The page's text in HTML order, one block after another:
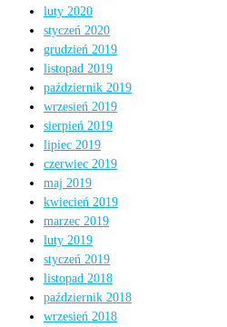
luty 2020
styczeń 2020
grudzień 2019
listopad 2019
październik 2019
wrzesień 2019
sierpień 2019
lipiec 2019
czerwiec 2019
maj 2019
kwiecień 2019
marzec 2019
luty 2019
styczeń 2019
listopad 2018
październik 2018
wrzesień 2018